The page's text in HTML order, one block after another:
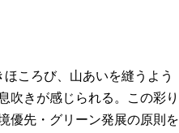
ころび、山あいを縫うよう
吹きが感じられる。この彩り
優先・グリーン発展の原則を